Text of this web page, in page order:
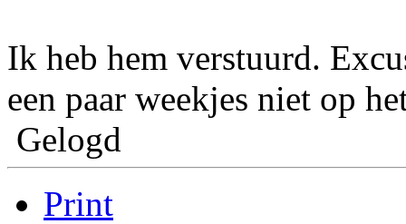
Ik heb hem verstuurd.
een paar weekjes niet op
Gelogd
Print